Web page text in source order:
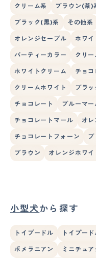
クリーム系 ブラウン(茶)
ブラック(黒)系 その他系
オレンジセーブル ホワイ
パーティーカラー クリ
ホワイトクリーム チョ
クリームホワイト ブラ
チョコレート ブルーマー
チョコレートマール オ
チョコレートフォーン ブ
ブラウン オレンジホワイ
小型犬から探す
トイプードル トイプー
ポメラニアン ミニチュ